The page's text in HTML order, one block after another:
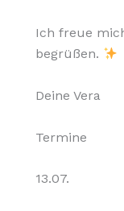
Ich freue
begrüßen.
Deine Vera
Termine
13.07.